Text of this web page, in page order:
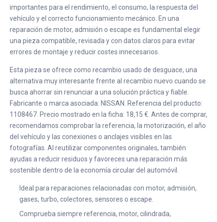
importantes para el rendimiento, el consumo, la respuesta del
vehículo y el correcto funcionamiento mecánico. En una
reparación de motor, admisión o escape es fundamental elegir
una pieza compatible, revisada y con datos claros para evitar
errores de montaje y reducir costes innecesarios.
Esta pieza se ofrece como recambio usado de desguace, una
alternativa muy interesante frente al recambio nuevo cuando se
busca ahorrar sin renunciar a una solución práctica y fiable.
Fabricante o marca asociada: NISSAN. Referencia del producto:
1108467. Precio mostrado en la ficha: 18,15 €. Antes de comprar,
recomendamos comprobar la referencia, la motorización, el año
del vehículo y las conexiones o anclajes visibles en las
fotografías. Al reutilizar componentes originales, también
ayudas a reducir residuos y favoreces una reparación más
sostenible dentro de la economía circular del automóvil.
Ideal para reparaciones relacionadas con motor, admisión,
gases, turbo, colectores, sensores o escape.
Comprueba siempre referencia, motor, cilindrada,